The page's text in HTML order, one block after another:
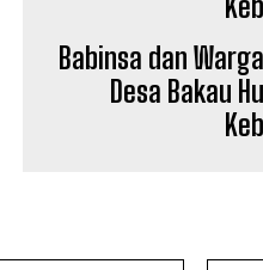
Babinsa dan
Desa Bakau